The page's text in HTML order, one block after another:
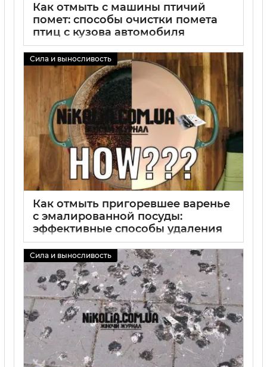
Как отмыть с машины птичий
помет: способы очистки помета
птиц с кузова автомобиля
Сила и выносливость
Как отмыть пригоревшее варенье
с эмалированной посуды:
эффективные способы удаления
пригаря и чистки эмали
02 09 2025 0
Сила и выносливость